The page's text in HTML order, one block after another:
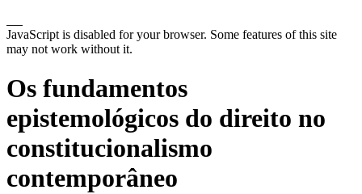
JavaScript is disabled for your browser. Some features of this site
may not work without it.
Os fundamentos
epistemológicos do direito no
constitucionalismo
contemporâneo